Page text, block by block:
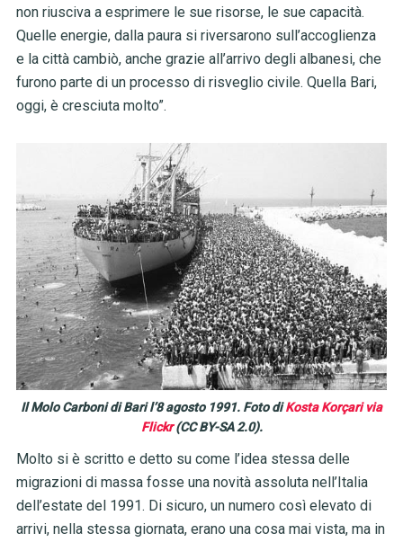
non riusciva a esprimere le sue risorse, le sue capacità.
Quelle energie, dalla paura si riversarono sull’accoglienza
e la città cambiò, anche grazie all’arrivo degli albanesi, che
furono parte di un processo di risveglio civile. Quella Bari,
oggi, è cresciuta molto”.
Il Molo Carboni di Bari l’8 agosto 1991. Foto diKosta Korçari via
Flickr(CC BY-SA 2.0).
Molto si è scritto e detto su come l’idea stessa delle
migrazioni di massa fosse una novità assoluta nell’Italia
dell’estate del 1991. Di sicuro, un numero così elevato di
arrivi, nella stessa giornata, erano una cosa mai vista, ma in